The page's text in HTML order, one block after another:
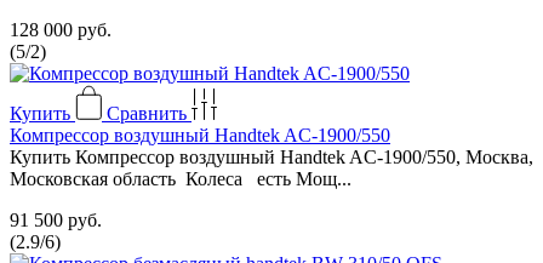
128 000 руб.
(5/2)
Купить
Сравнить
Компрессор воздушный Handtek AC-1900/550
Купить Компрессор воздушный Handtek AC-1900/550, Москва,
Московская область Колеса есть Мощ...
91 500 руб.
(2.9/6)